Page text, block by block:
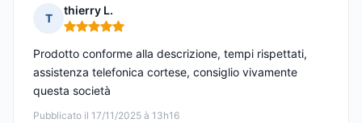
T
thierry L.
Nota: 5 su 5
Pubblicato il 17/11/2025 à 13h16
Prodotto conforme alla descrizione, tempi rispettati,
assistenza telefonica cortese, consiglio vivamente
questa società